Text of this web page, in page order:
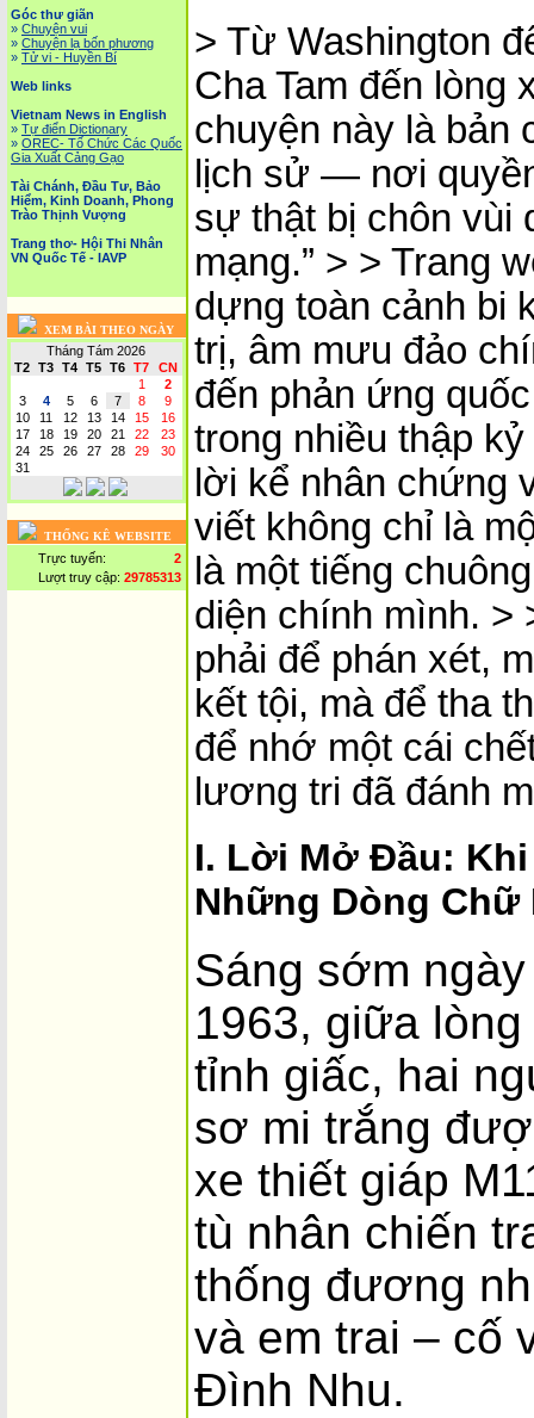
Góc thư giãn
» Chuyện vui
» Chuyện lạ bốn phương
» Tử vi - Huyền Bí
Web links
Vietnam News in English
» Tự điển Dictionary
» OREC- Tố Chức Các Quốc
Gia Xuất Cảng Gạo
Tài Chánh, Đầu Tư, Bảo
Hiểm, Kinh Doanh, Phong
Trào Thịnh Vượng
Trang thơ- Hội Thi Nhân
VN Quốc Tế - IAVP
XEM BÀI THEO NGÀY
Tháng Tám 2026
T2
T3 T4 T5 T6 T7
CN
1
2
3
4 5 6 7 8
9
10
11 12 13 14 15
16
17
18 19 20 21 22
23
24
25 26 27 28 29
30
31
THỐNG KÊ WEBSITE
Trực tuyến:
2
Lượt truy cập: 29785313
> Từ Washington
Cha Tam đến lòng
chuyện này là bản
lịch sử — nơi
sự thật bị chôn vùi
mạng.” > > Trang
dựng toàn cảnh bi
trị, âm mưu đảo
đến phản ứng
trong nhiều thập
lời kể nhân chứng
viết không chỉ là
là một tiếng
diện chính mình. >
phải để phán xét,
kết tội, mà để tha
để nhớ một cái
lương tri đã đánh
I. Lời Mở Đầu:
Những Dòng Chữ
Sáng sớm
1963, giữa
tỉnh giấc, hai
sơ mi trắng
xe thiết giáp
tù nhân chiến
thống đương
và em trai – cố
Đình Nhu.